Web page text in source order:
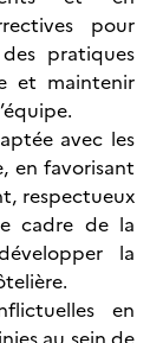
pour
pratiques
et maintenir
avec les
en favorisant
respectueux
cadre de la
la
en